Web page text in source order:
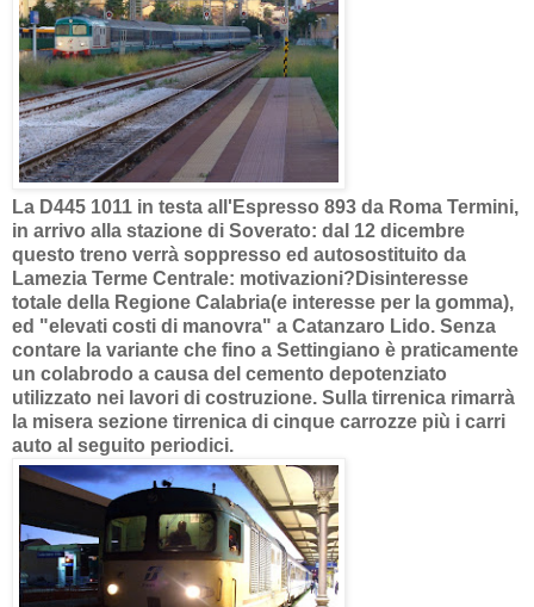
La D445 1011 in testa all'Espresso 893 da Roma Termini,
in arrivo alla stazione di Soverato: dal 12 dicembre
questo treno verrà soppresso ed autosostituito da
Lamezia Terme Centrale: motivazioni?Disinteresse
totale della Regione Calabria(e interesse per la gomma),
ed "elevati costi di manovra" a Catanzaro Lido. Senza
contare la variante che fino a Settingiano è praticamente
un colabrodo a causa del cemento depotenziato
utilizzato nei lavori di costruzione. Sulla tirrenica rimarrà
la misera sezione tirrenica di cinque carrozze più i carri
auto al seguito periodici.